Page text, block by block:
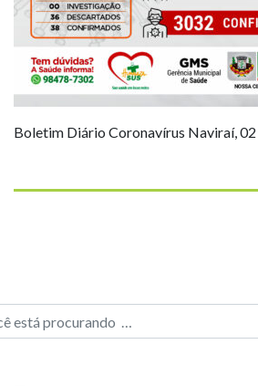
Boletim Diário Coronavírus Naviraí,